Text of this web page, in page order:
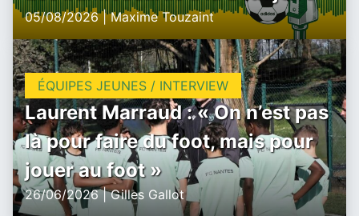
05/08/2026 | Maxime Touzaint
ÉQUIPES JEUNES / INTERVIEW
Laurent Marraud : « On n’est pas
là pour faire du foot, mais pour
jouer au foot »
26/06/2026 | Gilles Gallot